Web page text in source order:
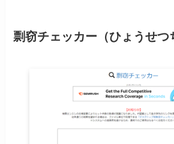
剽窃チェッカー（ひょうせつ